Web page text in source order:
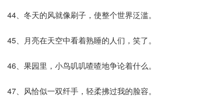
44、冬天的风就像刷子，使整个世界泛滥。
45、月亮在天空中看着熟睡的人们，笑了。
46、果园里，小鸟叽叽喳喳地争论着什么。
47、风恰似一双纤手，轻柔拂过我的脸容。